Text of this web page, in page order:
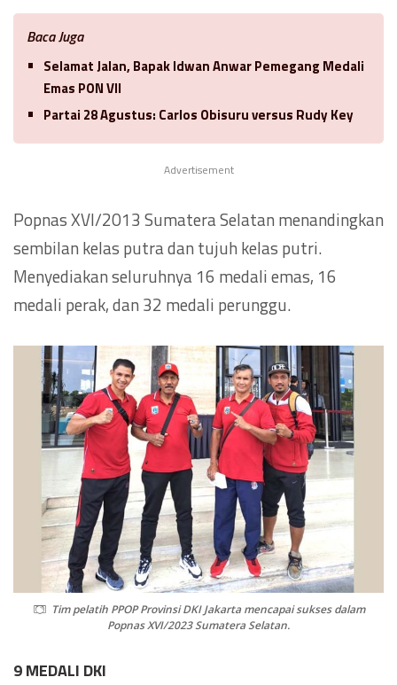
Baca Juga
Selamat Jalan, Bapak Idwan Anwar Pemegang Medali
Emas PON VII
Partai 28 Agustus: Carlos Obisuru versus Rudy Key
Advertisement
Popnas XVI/2013 Sumatera Selatan menandingkan
sembilan kelas putra dan tujuh kelas putri.
Menyediakan seluruhnya 16 medali emas, 16
medali perak, dan 32 medali perunggu.
Tim pelatih PPOP Provinsi DKI Jakarta mencapai sukses dalam
Popnas XVI/2023 Sumatera Selatan.
9 MEDALI DKI